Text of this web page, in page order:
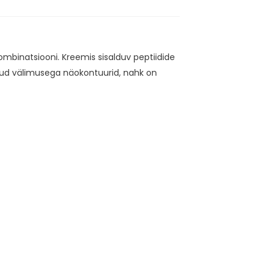
Kreemis sisalduv peptiidide
välimusega näokontuurid, nahk on